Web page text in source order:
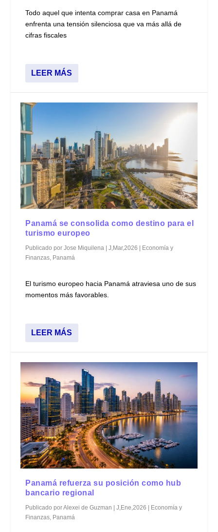
Todo aquel que intenta comprar casa en Panamá
enfrenta una tensión silenciosa que va más allá de
cifras fiscales
LEER MÁS
Panamá se consolida como destino para el
turismo europeo
Publicado porJose Miquilena |J,Mar,2026 | Economía y
Finanzas, Panamá
El turismo europeo hacia Panamá atraviesa uno de sus
momentos más favorables.
LEER MÁS
Panamá refuerza su posición como hub
bancario regional
Publicado porAlexei de Guzman |J,Ene,2026 | Economía y
Finanzas Panamá